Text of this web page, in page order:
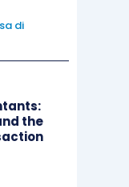
di
the